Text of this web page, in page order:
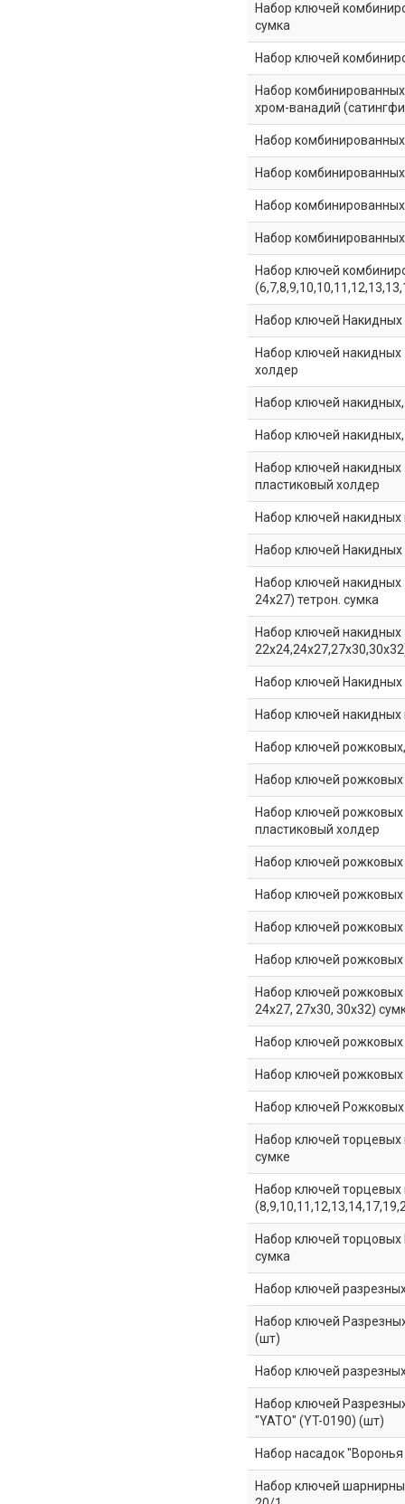
Набор ключей
сумка
Набор ключей
Набор
хром-ванадий
Набор
Набор
Набор
Набор
Набор ключей
Набор ключей
Набор ключей накидных
холдер
Набор ключей
Набор ключей
Набор ключей накидных
пластиковый холдер
Набор ключей
Набор ключей Накидных
Набор ключей накидных
24x27) тетрон. сумка
Набор ключей накидных
Набор ключей Накидных
Набор ключей накидных
Набор ключей
Набор ключей рожковых
Набор ключей рожковых
пластиковый холдер
Набор ключей
Набор ключей рожковых
Набор ключей
Набор ключей
Набор ключей рожковых
24х27, 27х30, 30х32)
Набор ключей
Набор ключей рожковых
Набор ключей Рожковых
Набор ключей торцевых
сумке
Набор ключей торцевых
Набор ключей торцовых
сумка
Набор ключей
Набор ключей
(шт)
Набор ключей
Набор ключей
"YATO" (YT-0190) (шт)
Набор насадок
Набор ключей